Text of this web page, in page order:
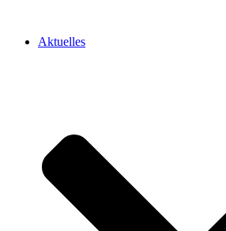
Aktuelles